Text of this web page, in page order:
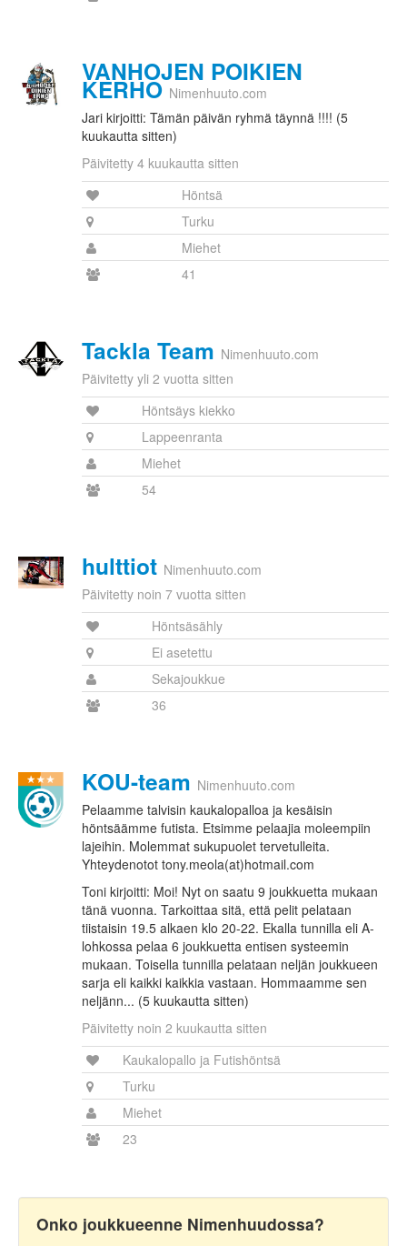
VANHOJEN POIKIEN
KERHO Nimenhuuto.com
Jari kirjoitti: Tämän päivän ryhmä täynnä !!!! (5
kuukautta sitten)
Päivitetty 4 kuukautta sitten
Höntsä
Turku
Miehet
41
Tackla Team Nimenhuuto.com
Päivitetty yli 2 vuotta sitten
Höntsäys kiekko
Lappeenranta
Miehet
54
hulttiot Nimenhuuto.com
Päivitetty noin 7 vuotta sitten
Höntsäsähly
Ei asetettu
Sekajoukkue
36
KOU-team Nimenhuuto.com
Pelaamme talvisin kaukalopalloa ja kesäisin
höntsäämme futista. Etsimme pelaajia moleempiin
lajeihin. Molemmat sukupuolet tervetulleita.
Yhteydenotot tony.meola(at)hotmail.com
Toni kirjoitti: Moi! Nyt on saatu 9 joukkuetta mukaan
tänä vuonna. Tarkoittaa sitä, että pelit pelataan
tiistaisin 19.5 alkaen klo 20-22. Ekalla tunnilla eli A-
lohkossa pelaa 6 joukkuetta entisen systeemin
mukaan. Toisella tunnilla pelataan neljän joukkueen
sarja eli kaikki kaikkia vastaan. Hommaamme sen
neljänn... (5 kuukautta sitten)
Päivitetty noin 2 kuukautta sitten
Kaukalopallo ja Futishöntsä
Turku
Miehet
23
Onko joukkueenne Nimenhuudossa?